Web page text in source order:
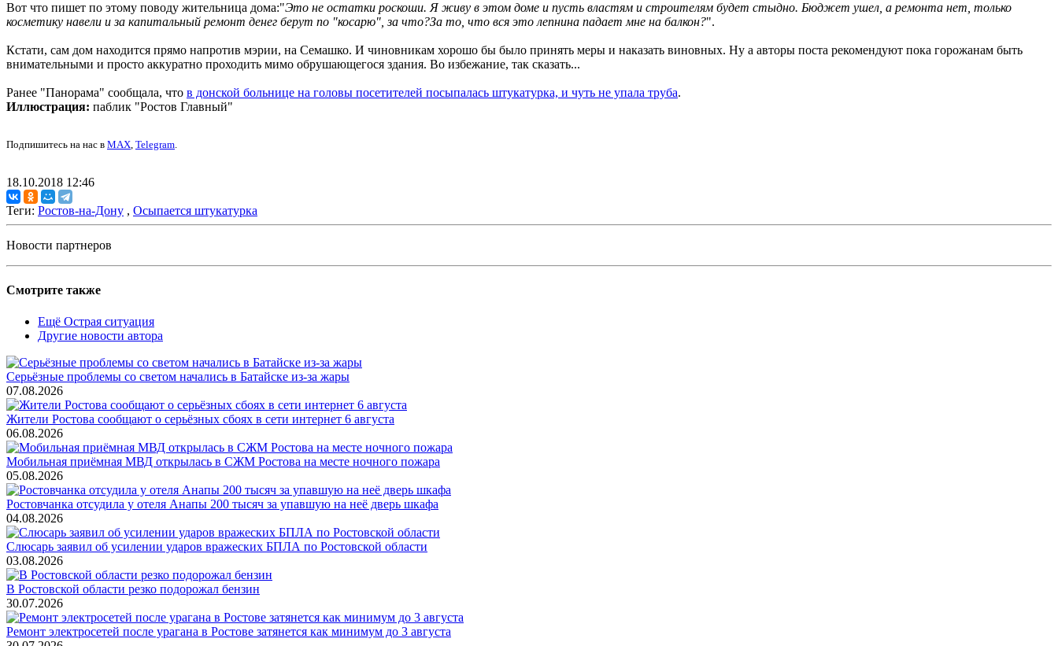
Вот что пишет по этому поводу жительница дома:"Это не остатки роскоши. Я живу в этом доме и пусть властям и строителям будет стыдно. Бюджет ушел, а ремонта нет, только
косметику навели и за капитальный ремонт денег берут по "косарю", за что?За то, что вся это лепнина падает мне на балкон?".
Кстати, сам дом находится прямо напротив мэрии, на Семашко. И чиновникам хорошо бы было принять меры и наказать виновных. Ну а авторы поста рекомендуют пока горожанам быть
внимательными и просто аккуратно проходить мимо обрушающегося здания. Во избежание, так сказать...
Ранее "Панорама" сообщала, что в донской больнице на головы посетителей посыпалась штукатурка, и чуть не упала труба.
Иллюстрация: паблик "Ростов Главный"
Подпишитесь на нас в MAX, Telegram.
18.10.2018 12:46
Теги: Ростов-на-Дону , Осыпается штукатурка
Новости партнеров
Смотрите также
Ещё Острая ситуация
Другие новости автора
Серьёзные проблемы со светом начались в Батайске из-за жары
07.08.2026
Жители Ростова сообщают о серьёзных сбоях в сети интернет 6 августа
06.08.2026
Мобильная приёмная МВД открылась в СЖМ Ростова на месте ночного пожара
05.08.2026
Ростовчанка отсудила у отеля Анапы 200 тысяч за упавшую на неё дверь шкафа
04.08.2026
Слюсарь заявил об усилении ударов вражеских БПЛА по Ростовской области
03.08.2026
В Ростовской области резко подорожал бензин
30.07.2026
Ремонт электросетей после урагана в Ростове затянется как минимум до 3 августа